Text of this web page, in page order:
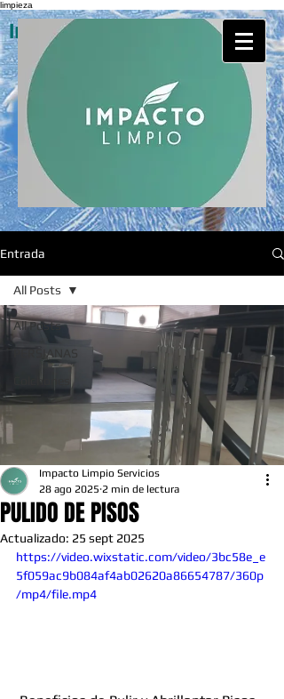
limpieza
Impacto Limpio Servicios
Entrada
All Posts
PERSIANAS
Colchones
All Posts
PULIDO DE PISOS
Impacto Limpio Servicios
28 ago 2025 2 min de lectura
Actualizado: 25 sept 2025
https://video.wixstatic.com/video/3bc58e_e
5f059ac9b084af4ab02620a86654787/360p
/mp4/file.mp4